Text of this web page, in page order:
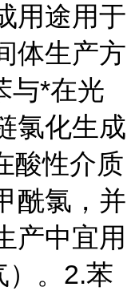
用途用于
体生产方
与*在光
氯化生成
酸性介质
酰氯，并
产中宜用
）。2.苯